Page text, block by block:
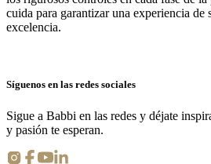
cuida para garantizar una experiencia de
excelencia.
Síguenos en las redes sociales
Sigue a Babbi en las redes y déjate
y pasión te esperan.